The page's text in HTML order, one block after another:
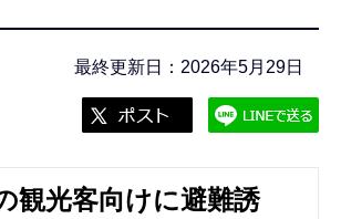
最終更新日：2026年5月29日
観光客向けに避難誘